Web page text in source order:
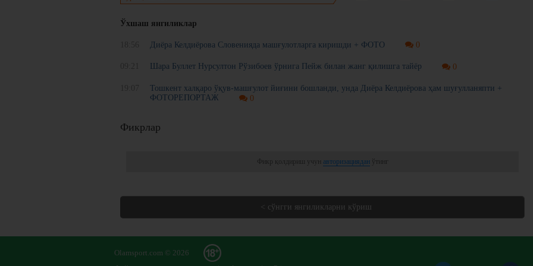
Ўхшаш янгиликлар
Диёра Келдиёрова Словенияда машғулотларга киришди + ФОТО 0
Шара Буллет Нурсултон Рўзибоев ўрнига Пейж билан жанг қилишга тайёр 0
Тошкент халқаро ўқув-машғулот йиғини бошланди, унда Диёра Келдиёрова ҳам шуғулланяпти +
ФОТОРЕПОРТАЖ
0
Фикрлар
Фикр қолдириш учун авторизацияданўтинг
< сўнгги янгиликларни кўриш
Olamsport.com © 2026